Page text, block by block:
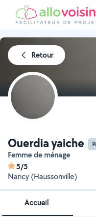
Retour
Ouerdia yaiche
Femme de ménage
5/5
Nancy (Haussonville)
Accueil